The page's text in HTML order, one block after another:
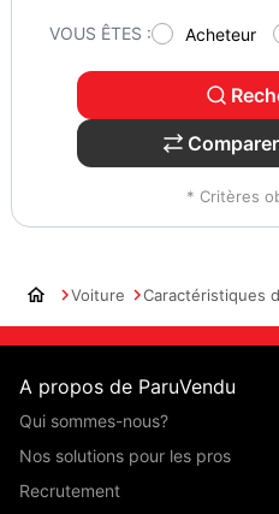
VOUS ÊTES : Acheteur
* Critères
Voiture Caractéristiques
A propos de ParuVendu
Qui sommes-nous?
Nos solutions pour les pros
Recrutement